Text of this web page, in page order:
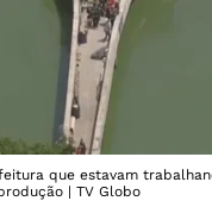
que estavam
| TV Globo